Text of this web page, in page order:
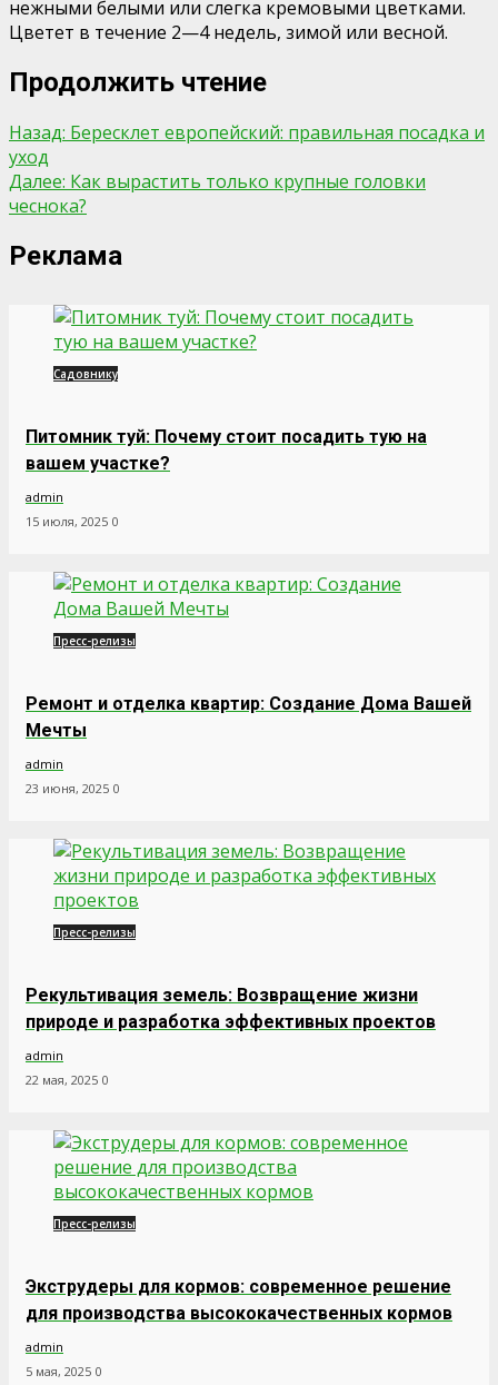
нежными белыми или слегка кремовыми цветками.
Цветет в течение 2—4 недель, зимой или весной.
Продолжить чтение
Назад: Бересклет европейский: правильная посадка и
уход
Далее: Как вырастить только крупные головки
чеснока?
Реклама
Садовнику
Питомник туй: Почему стоит посадить тую на
вашем участке?
admin
15 июля, 2025 0
Пресс-релизы
Ремонт и отделка квартир: Создание Дома Вашей
Мечты
admin
23 июня, 2025 0
Пресс-релизы
Рекультивация земель: Возвращение жизни
природе и разработка эффективных проектов
admin
22 мая, 2025 0
Пресс-релизы
Экструдеры для кормов: современное решение
для производства высококачественных кормов
admin
5 мая, 2025 0